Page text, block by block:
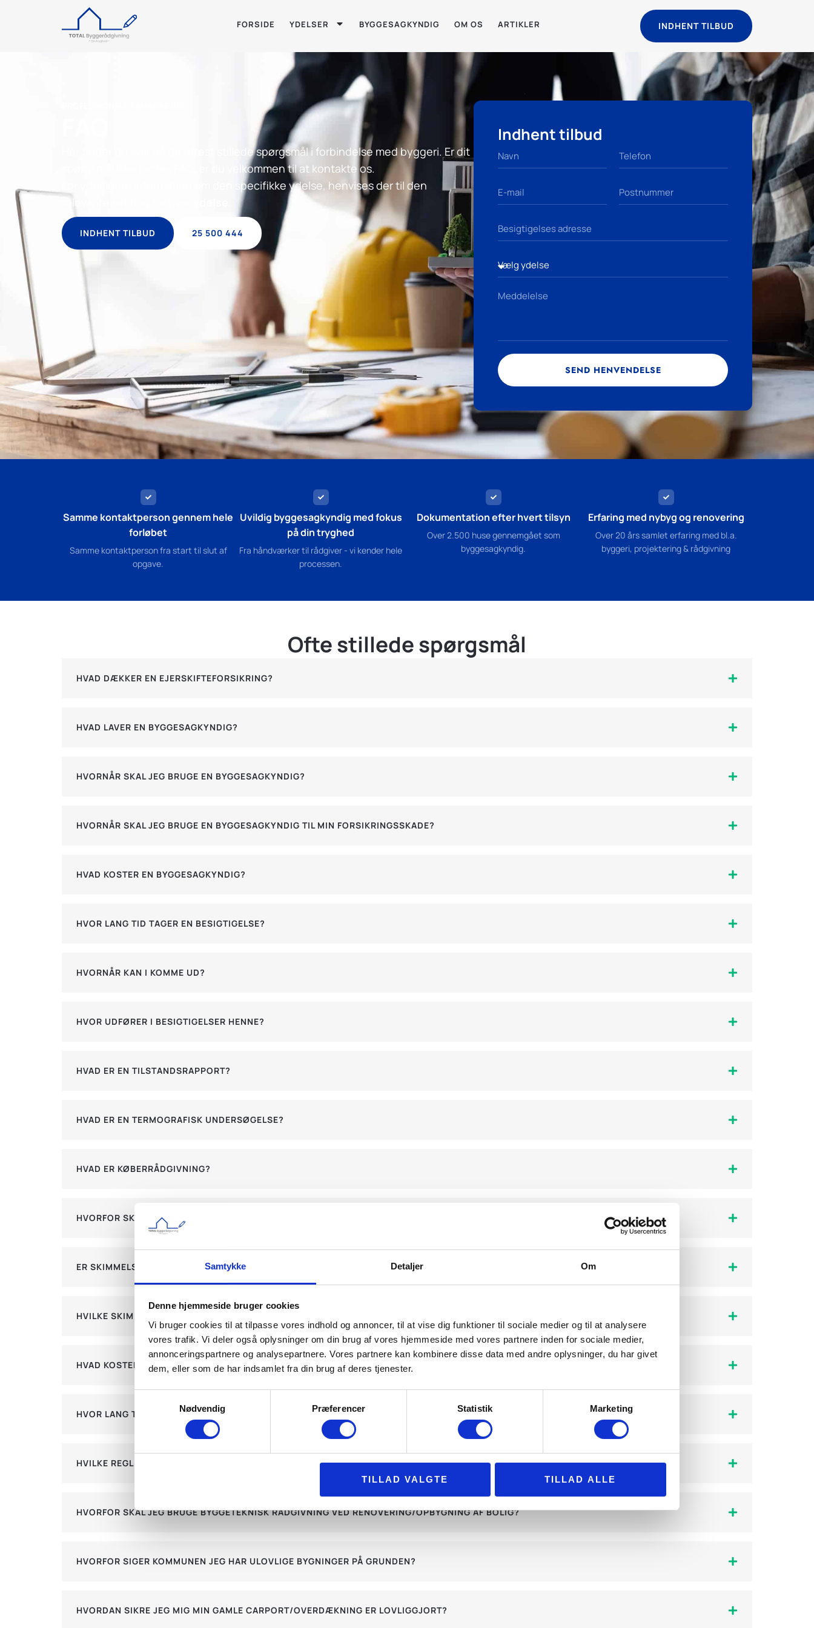
Samtykke Detaljer Om
Denne hjemmeside bruger cookies
Vi bruger cookies til at tilpasse vores indhold og annoncer, til at vise dig funktioner til sociale medier og til at analysere
vores trafik. Vi deler også oplysninger om din brug af vores hjemmeside med vores partnere inden for sociale medier,
annonceringspartnere og analysepartnere. Vores partnere kan kombinere disse data med andre oplysninger, du har givet
dem, eller som de har indsamlet fra din brug af deres tjenester.
Nødvendig
Præferencer Statistik Marketing
TILLAD VALGTE TILLAD ALLE
FORSIDE YDELSER BYGGESAGKYNDIG OM OS ARTIKLER INDHENT TILBUD
Her finder du svar på de oftest stillede spørgsmål i forbindelse med byggeri. Er dit
spørgsmål ikke i vores FAQ, er du velkommen til at kontakte os.
For yderligere information om den specifikke ydelse, henvises der til den
INDHENT TILBUD 25 500 444
Indhent tilbud
SEND HENVENDELSE
Samme kontaktperson gennem hele
forløbet
Samme kontaktperson fra start til slut af
opgave.
Uvildig byggesagkyndig med fokus
på din tryghed
Fra håndværker til rådgiver - vi kender hele
processen.
Dokumentation efter hvert tilsyn
Over 2.500 huse gennemgået som
byggesagkyndig.
Erfaring med nybyg og renovering
Over 20 års samlet erfaring med bl.a.
byggeri, projektering & rådgivning
Ofte stillede spørgsmål
HVAD DÆKKER EN EJERSKIFTEFORSIKRING?
HVAD LAVER EN BYGGESAGKYNDIG?
HVORNÅR SKAL JEG BRUGE EN BYGGESAGKYNDIG?
HVORNÅR SKAL JEG BRUGE EN BYGGESAGKYNDIG TIL MIN FORSIKRINGSSKADE?
HVAD KOSTER EN BYGGESAGKYNDIG?
HVOR LANG TID TAGER EN BESIGTIGELSE?
HVORNÅR KAN I KOMME UD?
HVOR UDFØRER I BESIGTIGELSER HENNE?
HVAD ER EN TILSTANDSRAPPORT?
HVAD ER EN TERMOGRAFISK UNDERSØGELSE?
HVAD ER KØBERRÅDGIVNING?
HVORFOR SKAL JEG BRUGE BYGGETEKNISK KØBERRÅDGIVNING?
ER SKIMMELSVAMP FARLIGT AT BO MED?
HVILKE SKIMMELSVAMPE ER FARLIGE?
HVAD KOSTER RENOVERING/OPBYGNING AF BOLIG?
HVOR LANG TID TAGER RENOVERING/OPBYGNING AF BOLIG?
HVILKE REGLER ER DER FOR RENOVERING/OPBYGNING AF BOLIG?
HVORFOR SKAL JEG BRUGE BYGGETEKNISK RÅDGIVNING VED RENOVERING/OPBYGNING AF BOLIG?
HVORFOR SIGER KOMMUNEN JEG HAR ULOVLIGE BYGNINGER PÅ GRUNDEN?
HVORDAN SIKRE JEG MIG MIN GAMLE CARPORT/OVERDÆKNING ER LOVLIGGJORT?